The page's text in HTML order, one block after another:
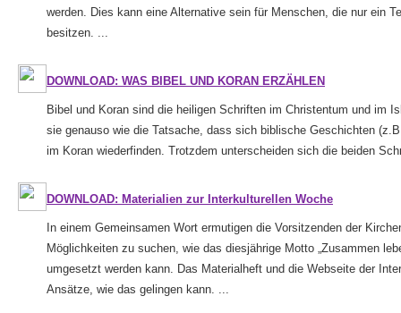
werden. Dies kann eine Alternative sein für Menschen, die nur ein
besitzen. ...
DOWNLOAD: WAS BIBEL UND KORAN ERZÄHLEN
Bibel und Koran sind die heiligen Schriften im Christentum und im
sie genauso wie die Tatsache, dass sich biblische Geschichten
im Koran wiederfinden. Trotzdem unterscheiden sich die beiden
DOWNLOAD: Materialien zur Interkulturellen Woche
In einem Gemeinsamen Wort ermutigen die Vorsitzenden der
Möglichkeiten zu suchen, wie das diesjährige Motto „Zusammen
umgesetzt werden kann. Das Materialheft und die Webseite der
Ansätze, wie das gelingen kann. ...